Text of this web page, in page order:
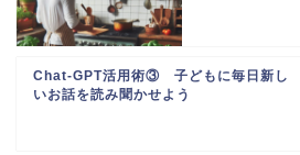
Chat-GPT活用術③ 子どもに毎日新し
いお話を読み聞かせよう